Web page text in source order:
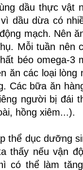
dầu thực vật
dầu dừa có
mạch. Nên
Mỗi tuần nên
béo omega-3
ăn các loại
Các bữa ăn
người bị đái
hồng xiêm...).
thể dục dưỡng
thấy nếu vận
có thể làm